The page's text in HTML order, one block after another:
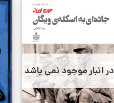
در انبار موجود نمی باشد